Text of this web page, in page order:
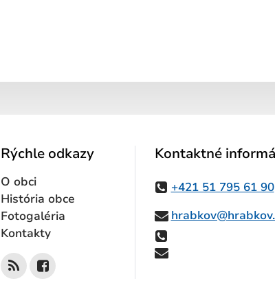
Rýchle odkazy
O obci
História obce
Fotogaléria
Kontakty
Kontaktné
+421 51 795 61 90